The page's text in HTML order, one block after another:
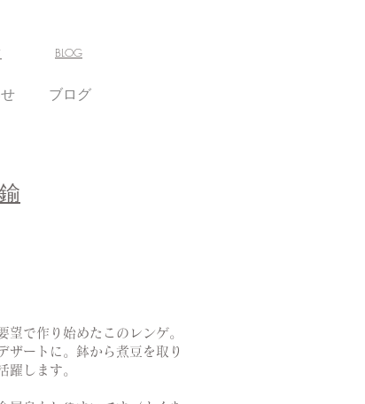
BLOG
ブログ
望で作り始めたこのレンゲ。
ザートに。鉢から煮豆を取り
躍します。